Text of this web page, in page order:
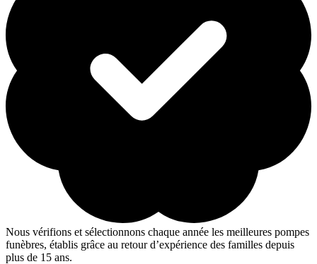
Nous vérifions et sélectionnons chaque année les meilleures pompes
funèbres, établis grâce au retour d’expérience des familles depuis
plus de 15 ans.